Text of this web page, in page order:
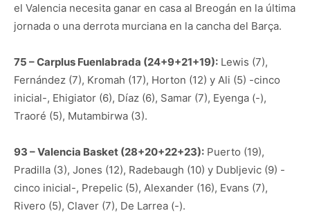
el Valencia necesita ganar en casa al Breogán en la última
jornada o una derrota murciana en la cancha del Barça.
75 – Carplus Fuenlabrada (24+9+21+19): Lewis (7),
Fernández (7), Kromah (17), Horton (12) y Ali (5) -cinco
inicial-, Ehigiator (6), Díaz (6), Samar (7), Eyenga (-),
Traoré (5), Mutambirwa (3).
93 – Valencia Basket (28+20+22+23): Puerto (19),
Pradilla (3), Jones (12), Radebaugh (10) y Dubljevic (9) -
cinco inicial-, Prepelic (5), Alexander (16), Evans (7),
Rivero (5), Claver (7), De Larrea (-).